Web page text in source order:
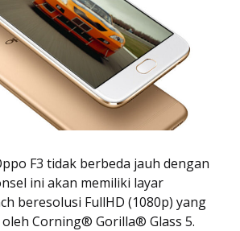
F3 tidak berbeda jauh dengan
ini akan memiliki layar
beresolusi FullHD (1080p) yang
Corning® Gorilla® Glass 5.